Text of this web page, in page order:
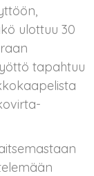
ulottuu 30
tapahtuu